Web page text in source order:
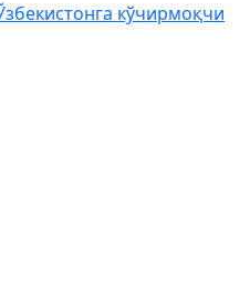
кўчирмоқчи